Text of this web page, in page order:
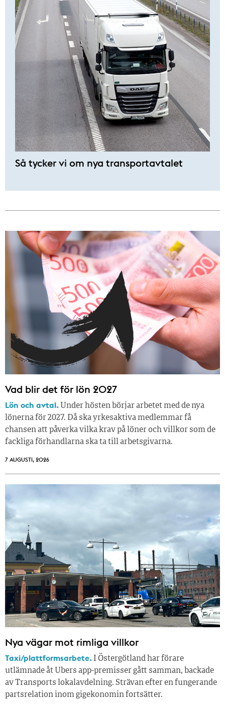
Så tycker vi om nya transportavtalet
Vad blir det för lön 2027
Lön och avtal. Under hösten börjar arbetet med de nya
lönerna för 2027. Då ska yrkesaktiva medlemmar få
chansen att påverka vilka krav på löner och villkor som de
fackliga förhandlarna ska ta till arbetsgivarna.
7 AUGUSTI, 2026
Nya vägar mot rimliga villkor
Taxi/plattformsarbete. I Östergötland har förare
utlämnade åt Ubers app-premisser gått samman, backade
av Transports lokalavdelning. Strävan efter en fungerande
partsrelation inom gigekonomin fortsätter.